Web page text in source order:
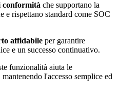
conformità che supportano la
e rispettano standard come SOC
affidabile per garantire
e un successo continuativo.
funzionalità aiuta le
l'accesso semplice ed